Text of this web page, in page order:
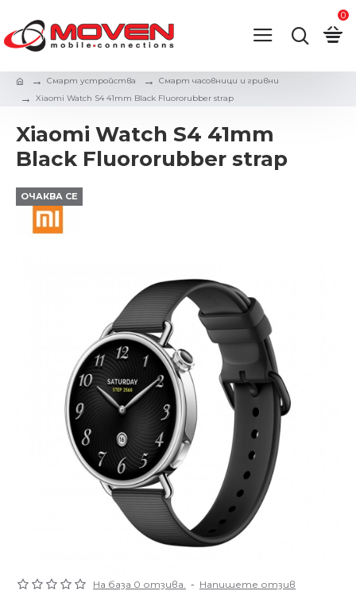
0
Смарт устройства
Смарт часовници и гривни
Xiaomi Watch S4 41mm Black Fluororubber strap
Xiaomi Watch S4 41mm
Black Fluororubber strap
ОЧАКВА СЕ
На база 0 отзива. - Напишете отзив